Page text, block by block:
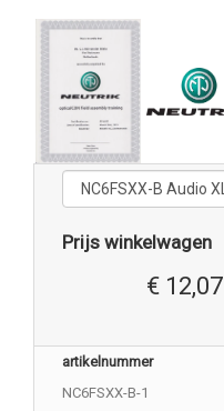
Prijs winkelwagen
€ 12,07
artikelnummer
NC6FSXX-B-1